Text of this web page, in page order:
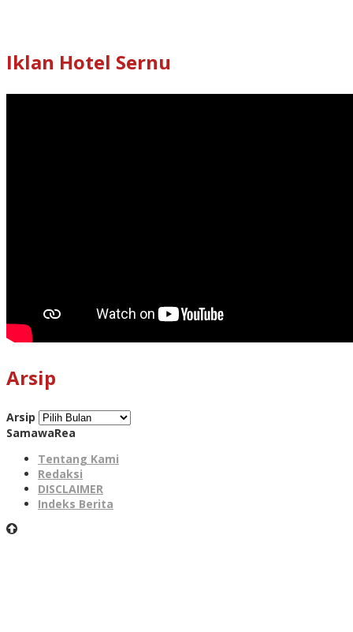
Iklan Hotel Sernu
Arsip
Arsip
SamawaRea
Tentang Kami
Redaksi
DISCLAIMER
Indeks Berita